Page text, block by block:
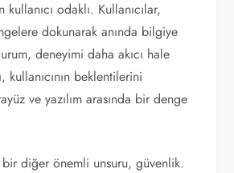
kullanıcı odaklı. Kullanıcılar,
dokunarak anında bilgiye
deneyimi daha akıcı hale
kullanıcının beklentilerini
ve yazılım arasında bir denge
diğer önemli unsuru, güvenlik.